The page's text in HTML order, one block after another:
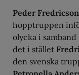
Peder Fredricson
hopptruppen
olycka i
det i stället
den svenska